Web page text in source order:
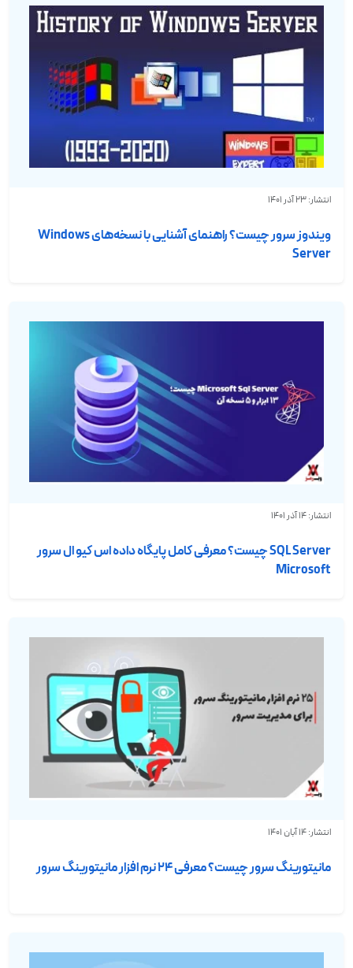
انتشار: 23 آذر 1401
ویندوز سرور چیست؟ راهنمای آشنایی با نسخه‌های Windows
Server
انتشار: 14 آذر 1401
SQL Server چیست؟ معرفی کامل پایگاه داده اس کیو ال سرور
Microsoft
انتشار: 14 آبان 1401
مانیتورینگ سرور چیست؟ معرفی ۲۴ نرم افزار مانیتورینگ سرور